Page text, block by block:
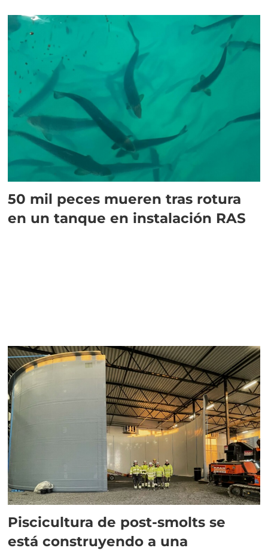
50 mil peces mueren tras rotura
en un tanque en instalación RAS
Piscicultura de post-smolts se
está construyendo a una